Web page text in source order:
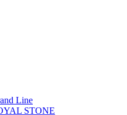
Line
STONE